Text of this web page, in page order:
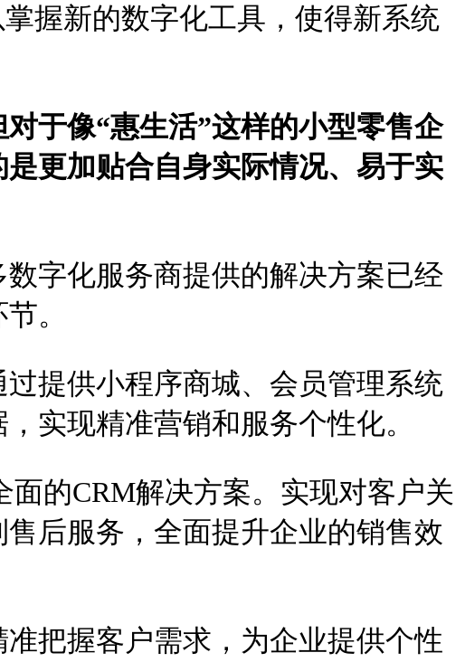
握新的数字化工具，使得新系统
于像“惠生活”这样的小型零售企
更加贴合自身实际情况、易于实
字化服务商提供的解决方案已经
。
提供小程序商城、会员管理系统
实现精准营销和服务个性化。
的CRM解决方案。实现对客户关
后服务，全面提升企业的销售效
把握客户需求，为企业提供个性